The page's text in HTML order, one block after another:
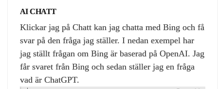
AI CHATT
Klickar jag på Chatt kan jag chatta med Bing och få
svar på den fråga jag ställer. I nedan exempel har
jag ställt frågan om Bing är baserad på OpenAI. Jag
får svaret från Bing och sedan ställer jag en fråga
vad är ChatGPT.